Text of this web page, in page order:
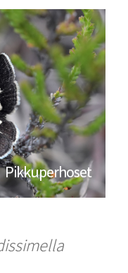
Pikkuperhoset